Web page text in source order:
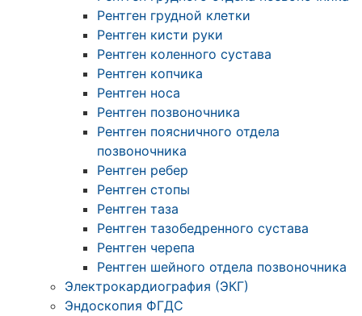
Рентген грудной клетки
Рентген кисти руки
Рентген коленного сустава
Рентген копчика
Рентген носа
Рентген позвоночника
Рентген поясничного отдела
позвоночника
Рентген ребер
Рентген стопы
Рентген таза
Рентген тазобедренного сустава
Рентген черепа
Рентген шейного отдела позвоночника
Электрокардиография (ЭКГ)
Эндоскопия ФГДС